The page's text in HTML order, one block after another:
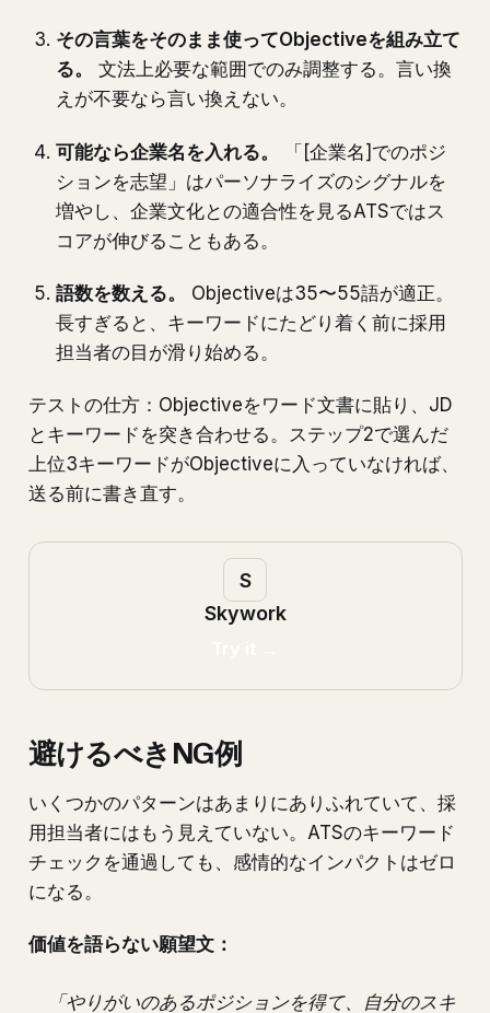
その言葉をそのまま使ってObjectiveを組み立て
る。
文法上必要な範囲でのみ調整する。言い換
えが不要なら言い換えない。
可能なら企業名を入れる。
「[企業名]でのポジ
ションを志望」はパーソナライズのシグナルを
増やし、企業文化との適合性を見るATSではス
コアが伸びることもある。
語数を数える。
Objectiveは35〜55語が適正。
長すぎると、キーワードにたどり着く前に採用
担当者の目が滑り始める。
テストの仕方：Objectiveをワード文書に貼り、JD
とキーワードを突き合わせる。ステップ2で選んだ
上位3キーワードがObjectiveに入っていなければ、
送る前に書き直す。
Skywork
避けるべきNG例
いくつかのパターンはあまりにありふれていて、採
用担当者にはもう見えていない。ATSのキーワード
チェックを通過しても、感情的なインパクトはゼロ
になる。
価値を語らない願望文：
「やりがいのあるポジションを得て、自分のスキ